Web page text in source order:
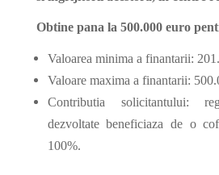
Obtine pana la 500.000 euro
Valoarea minima a finantarii:
Valoare maxima a finantarii:
Contributia solicitantului:
dezvoltate beneficiaza de o
100%.